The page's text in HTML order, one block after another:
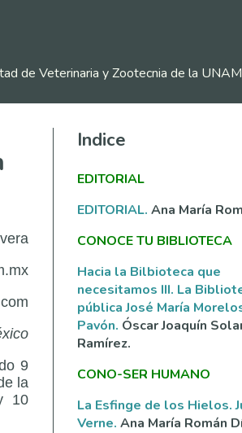
de Veterinaria y Zootecnia de la UNAM
9
la
10
Indice
EDITORIAL
EDITORIAL. Ana María
CONOCE TU BIBLIOTECA
Hacia la Bilbioteca que
necesitamos III. La
pública José María
Pavón. Óscar Joaquín
Ramírez.
CONO-SER HUMANO
La Esfinge de los Hielos.
Verne. Ana María Román